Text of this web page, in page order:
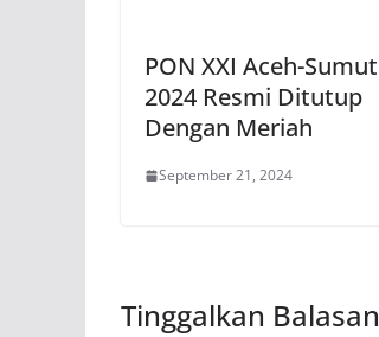
PON XXI Aceh-Sumut
2024 Resmi Ditutup
Dengan Meriah
September 21, 2024
Tinggalkan Balasan